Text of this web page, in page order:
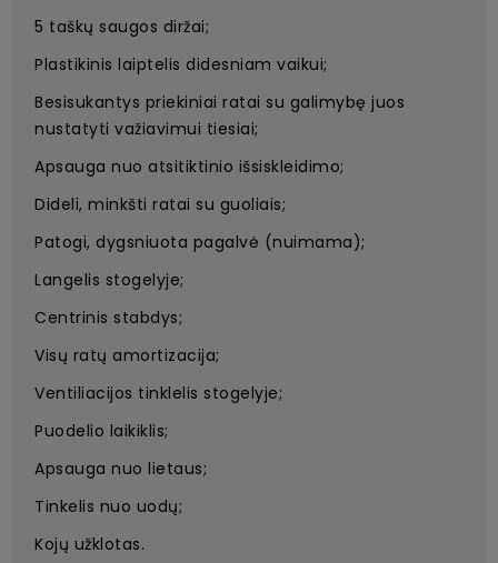
5 taškų saugos diržai;
Plastikinis laiptelis didesniam vaikui;
Besisukantys priekiniai ratai su galimybę juos
nustatyti važiavimui tiesiai;
Apsauga nuo atsitiktinio išsiskleidimo;
Dideli, minkšti ratai su guoliais;
Patogi, dygsniuota pagalvė (nuimama);
Langelis stogelyje;
Centrinis stabdys;
Visų ratų amortizacija;
Ventiliacijos tinklelis stogelyje;
Puodelio laikiklis;
Apsauga nuo lietaus;
Tinkelis nuo uodų;
Kojų užklotas.